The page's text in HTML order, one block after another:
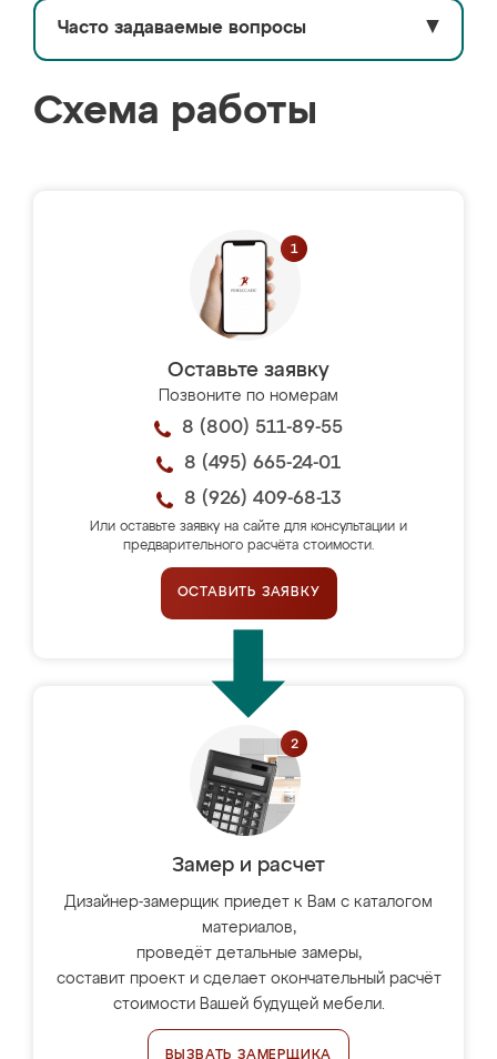
Часто задаваемые вопросы ▼
Схема работы
Оставьте заявку
Позвоните по номерам
8 (800) 511-89-55
8 (495) 665-24-01
8 (926) 409-68-13
Или оставьте заявку на сайте для консультации и
предварительного расчёта стоимости.
ОСТАВИТЬ ЗАЯВКУ
Замер и расчет
Дизайнер-замерщик приедет к Вам с каталогом
материалов,
проведёт детальные замеры,
составит проект и сделает окончательный расчёт
стоимости Вашей будущей мебели.
ВЫЗВАТЬ ЗАМЕРЩИКА